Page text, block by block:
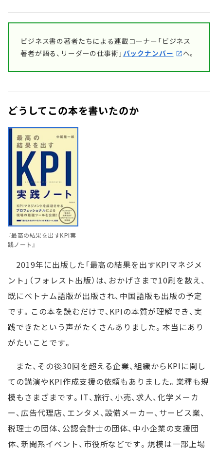
ビジネス書の著者たちによる連載コーナー「ビジネス
著者が語る、リーダーの仕事術」 バックナンバー へ。
どうしてこの本を書いたのか
『最高の結果を出すKPI実
践ノート』
2019年に出版した「最高の結果を出すKPIマネジメ
ント」（フォレスト出版）は、おかげさまで10刷を数え、
既にベトナム語版が出版され、中国語版も出版の予定
です。この本を読むだけで、KPIの本質が理解でき、実
践できたという声がたくさんありました。本当にあり
がたいことです。
また、その後30回を超える企業、組織からKPIに関し
ての講演やKPI作成支援の依頼もありました。業種も規
模もさまざまです。IT、旅行、小売、求人、化学メーカ
ー、広告代理店、エンタメ、設備メーカー、サービス業、
税理士の団体、公認会計士の団体、中小企業の支援団
体、新聞系イベント、市役所などです。規模は一部上場